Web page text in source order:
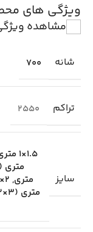
ویژگی های
مشاهده
شانه 700
تراکم 2550
سایز
1.5×1 متری
متری (4×3)
متری, 2×2 مربع
متری (3×2)